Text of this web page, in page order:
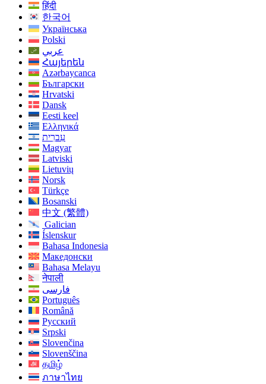
हिंदी
한국어
Українська
Polski
عربي
Հայերեն
Azərbaycanca
Български
Hrvatski
Dansk
Eesti keel
Ελληνικά
עִברִית
Magyar
Latviski
Lietuvių
Norsk
Türkçe
Bosanski
中文 (繁體)
Galician
Íslenskur
Bahasa Indonesia
Македонски
Bahasa Melayu
नेपाली
فارسی
Português
Română
Русский
Srpski
Slovenčina
Slovenščina
தமிழ்
ภาษาไทย